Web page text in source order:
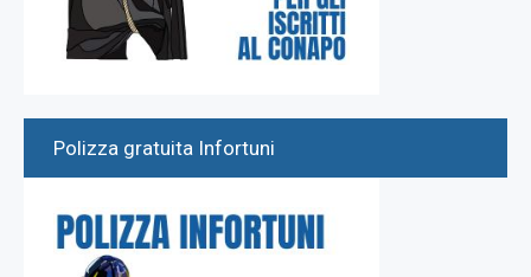
Polizza gratuita Infortuni